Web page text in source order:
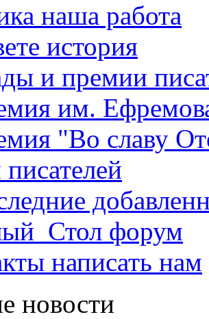
наша работа
история
и премии
им.
"Во славу
писателей
форум
написать нам
новости